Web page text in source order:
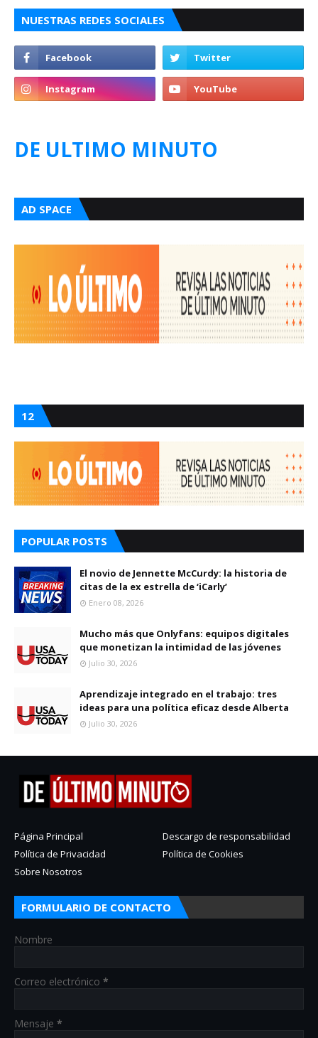
NUESTRAS REDES SOCIALES
DE ULTIMO MINUTO
AD SPACE
12
POPULAR POSTS
El novio de Jennette McCurdy: la historia de
citas de la ex estrella de ‘iCarly’
Enero 08, 2026
Mucho más que Onlyfans: equipos digitales
que monetizan la intimidad de las jóvenes
Julio 30, 2026
Aprendizaje integrado en el trabajo: tres
ideas para una política eficaz desde Alberta
Julio 30, 2026
Página Principal
Descargo de responsabilidad
Política de Privacidad
Política de Cookies
Sobre Nosotros
FORMULARIO DE CONTACTO
Nombre
Correo electrónico *
Mensaje *